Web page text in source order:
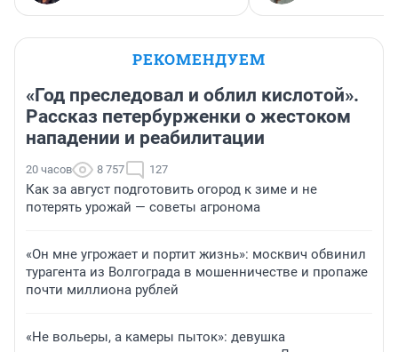
РЕКОМЕНДУЕМ
«Год преследовал и облил кислотой».
Рассказ петербурженки о жестоком
нападении и реабилитации
20 часов 8 757 127
Как за август подготовить огород к зиме и не
потерять урожай — советы агронома
«Он мне угрожает и портит жизнь»: москвич обвинил
турагента из Волгограда в мошенничестве и пропаже
почти миллиона рублей
«Не вольеры, а камеры пыток»: девушка